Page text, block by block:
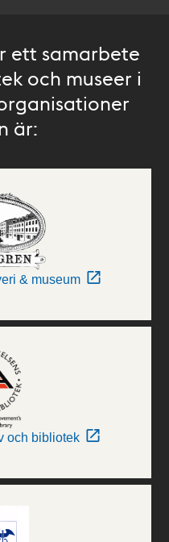
ett samarbete
och museer i
är:
& museum
och bibliotek